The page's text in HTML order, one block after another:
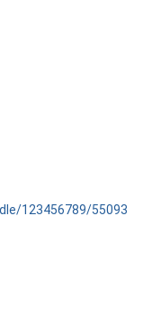
123456789/55093